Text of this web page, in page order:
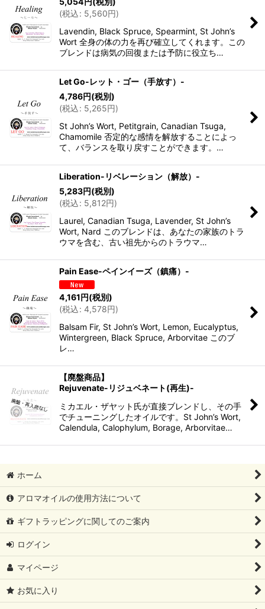
(税込: 5,560円)
Lavendin, Black Spruce, Spearmint, St John’s
Wort 全身の体の力を再び確立してくれます。この
ブレンドは病気の回復または予防に役立ち…
Let Go-レット・ゴー（手放す）-
4,786円(税別)
(税込: 5,265円)
St John’s Wort, Petitgrain, Canadian Tsuga,
Chamomile 否定的な感情を解放することによっ
て、バランスを取り戻すことができます。…
Liberation-リベレーション（解放）-
5,283円(税別)
(税込: 5,812円)
Laurel, Canadian Tsuga, Lavender, St John’s
Wort, Nard このブレンドは、あなたの家族のトラ
ウマを含む、古い祖先からのトラウマ…
Pain Ease-ペインイーズ（鎮痛）-
4,161円(税別)
(税込: 4,578円)
Balsam Fir, St John’s Wort, Lemon, Eucalyptus,
Wintergreen, Black Spruce, Arborvitae このブ
レ…
【廃盤商品】
Rejuvenate-リジュベネート(再生)-
ミカエル・ザヤット氏が直接ブレンドし、その手
でチューニングしたオイルです。St John’s Wort,
Calendula, Calophylum, Borage, Arborvitae…
ホーム
アロマオイルの使用方法について
ギフトラッピングに関してのご案内
ログイン
マイページ
お気に入り